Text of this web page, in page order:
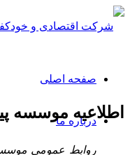
صفحه اصلی
درباره ما
اطلاعیه موسسه
روابط عمومی موسسه